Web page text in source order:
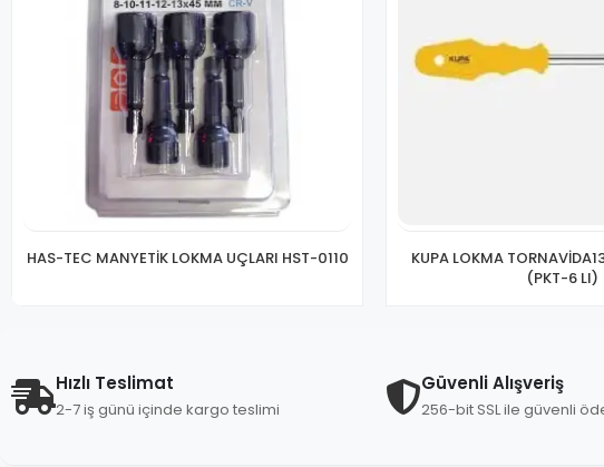
HAS-TEC MANYETİK LOKMA UÇLARI HST-0110
KUPA LOKMA
(PKT-6 LI)
Hızlı Teslimat
2-7 iş günü içinde kargo teslimi
Güvenli Alışveriş
256-bit SSL ile güvenli